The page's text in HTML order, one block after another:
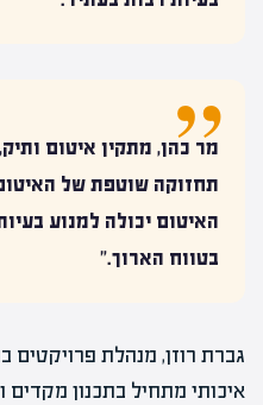
מר כהן, מתקין איטום
תחזוקה שוטפת של
האיטום יכולה למנוע
בטווח הארוך."
גברת רוזן, מנהלת פרויקטים
איכותי מתחיל בתכנון